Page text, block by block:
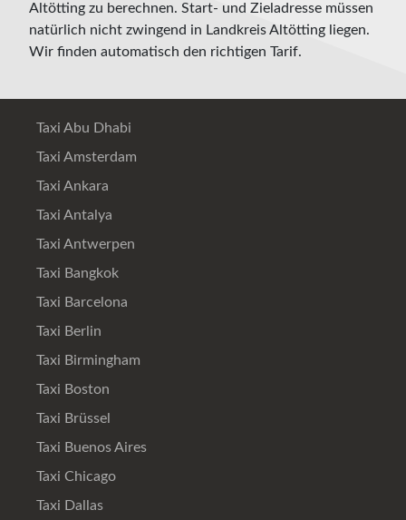
Altötting zu berechnen. Start- und Zieladresse müssen
natürlich nicht zwingend in Landkreis Altötting liegen.
Wir finden automatisch den richtigen Tarif.
Taxi Abu Dhabi
Taxi Amsterdam
Taxi Ankara
Taxi Antalya
Taxi Antwerpen
Taxi Bangkok
Taxi Barcelona
Taxi Berlin
Taxi Birmingham
Taxi Boston
Taxi Brüssel
Taxi Buenos Aires
Taxi Chicago
Taxi Dallas